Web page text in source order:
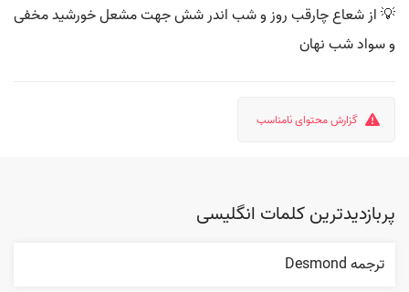
💡 از شعاع چارقب روز و شب اندر شش جهت مشعل خورشید مخفی
و سواد شب نهان
گزارش محتوای نامناسب
پربازدیدترین کلمات انگلیسی
ترجمه Desmond